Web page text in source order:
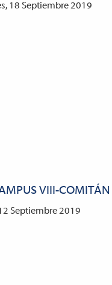
18 Septiembre 2019
VIII-COMITÁN
Septiembre 2019